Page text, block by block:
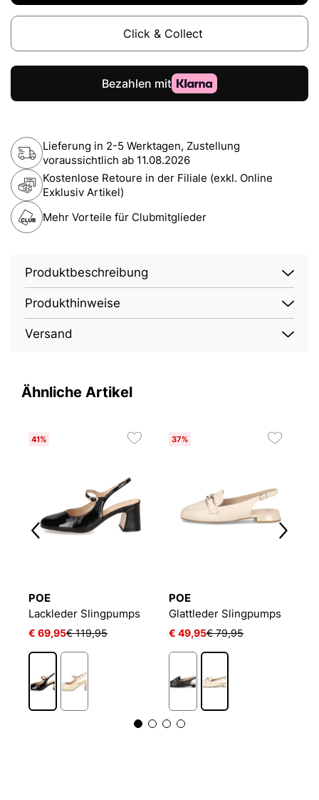
Click & Collect
Lieferung in 2-5 Werktagen, Zustellung
voraussichtlich ab 11.08.2026
Kostenlose Retoure in der Filiale (exkl. Online
Exklusiv Artikel)
Mehr Vorteile für Clubmitglieder
Produktbeschreibung
Produkthinweise
Versand
Ähnliche Artikel
41%
POE
Lackleder Slingpumps
€ 69,95€ 119,95
37%
POE
Glattleder Slingpumps
€ 49,95€ 79,95